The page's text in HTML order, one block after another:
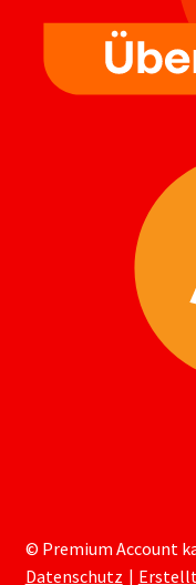
© Premium Account
Datenschutz